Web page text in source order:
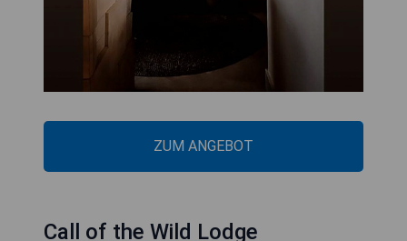
ZUM ANGEBOT
Call of the Wild Lodge